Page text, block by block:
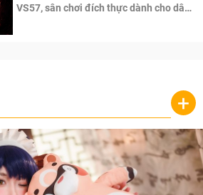
VS57, sân chơi đích thực dành cho dân
+